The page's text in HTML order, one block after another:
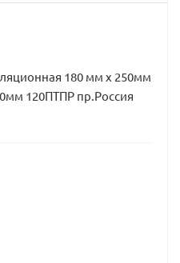
180 мм х 250мм
120ПТПР пр.Россия